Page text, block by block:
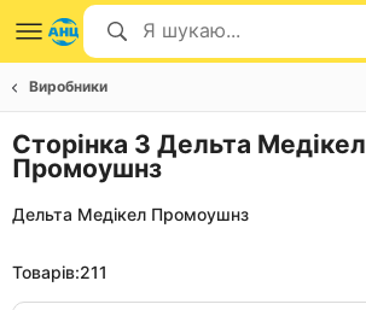
Виробники
Сторінка 3 Дельта Медікел
Промоушнз
Дельта Медікел Промоушнз
Товарів:211